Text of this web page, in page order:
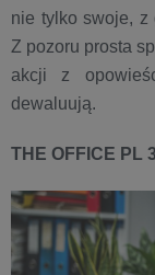
nie tylko swoje, z
Z pozoru prosta
akcji z
dewaluują.
THE OFFICE PL 3